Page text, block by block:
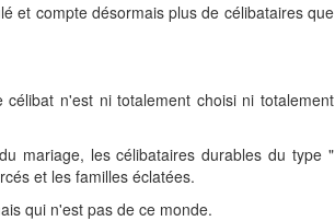
et compte désormais plus de célibataires que
n'est ni totalement choisi ni totalement
mariage, les célibataires durables du type "
et les familles éclatées.
qui n'est pas de ce monde.